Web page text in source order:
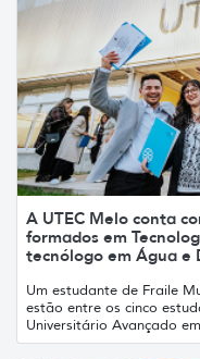
A UTEC Melo conta
formados em
tecnólogo em Água e
Um estudante de Fraile
estão entre os cinco
Universitário Avançado